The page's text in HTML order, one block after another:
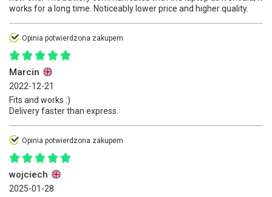
works for a long time. Noticeably lower price and higher quality.
Opinia potwierdzona zakupem
Marcin
2022-12-21
Fits and works :)
Delivery faster than express.
Opinia potwierdzona zakupem
wojciech
2025-01-28